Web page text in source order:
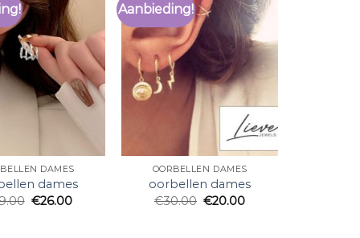
DAMES
dames
€26.00
Aanbieding!
OORBELLEN DAMES
oorbellen dames
€30.00 €20.00